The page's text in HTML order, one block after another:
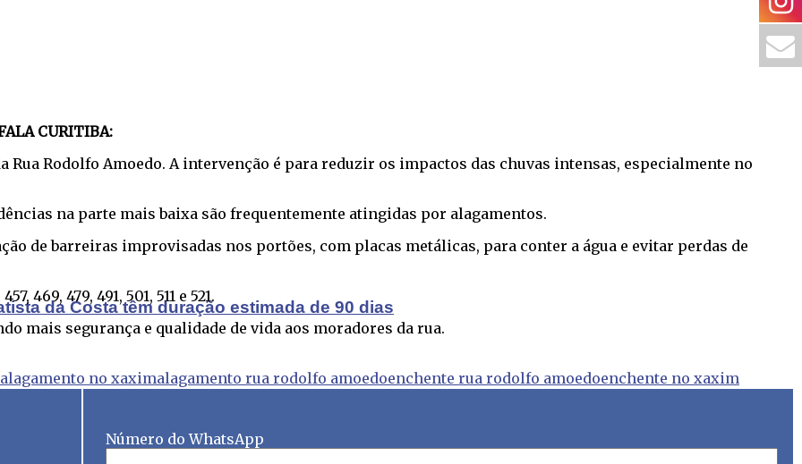
da Costa têm duração estimada de 90 dias
CURITIBA:
Rua Rodolfo Amoedo. A intervenção é para reduzir os impactos das chuvas intensas, especialmente no
na parte mais baixa são frequentemente atingidas por alagamentos.
de barreiras improvisadas nos portões, com placas metálicas, para conter a água e evitar perdas de
469, 479, 491, 501, 511 e 521.
mais segurança e qualidade de vida aos moradores da rua.
alagamento no xaximalagamento rua rodolfo amoedoenchente rua rodolfo amoedoenchente no xaxim
Número do WhatsApp